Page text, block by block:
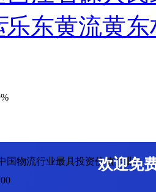
乐东黄流黄
国物流行业最具投资价值企业》
欢迎免